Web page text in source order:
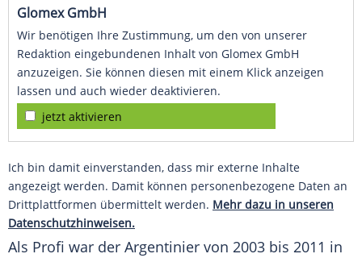
Glomex GmbH
Wir benötigen Ihre Zustimmung, um den von unserer
Redaktion eingebundenen Inhalt von Glomex GmbH
anzuzeigen. Sie können diesen mit einem Klick anzeigen
lassen und auch wieder deaktivieren.
jetzt aktivieren
Ich bin damit einverstanden, dass mir externe Inhalte
angezeigt werden. Damit können personenbezogene Daten an
Drittplattformen übermittelt werden. Mehr dazu in unseren
Datenschutzhinweisen.
Als Profi war der Argentinier von 2003 bis 2011 in